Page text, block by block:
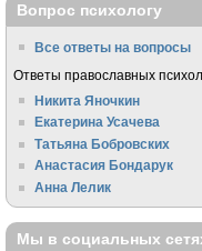
Вопрос психологу
Все ответы на вопросы
Ответы православных
Никита Яночкин
Екатерина Усачева
Татьяна Бобровских
Анастасия Бондарук
Анна Лелик
Мы в социальных